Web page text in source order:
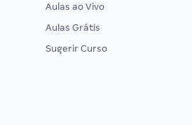
Aulas ao Vivo
Aulas Grátis
Sugerir Curso